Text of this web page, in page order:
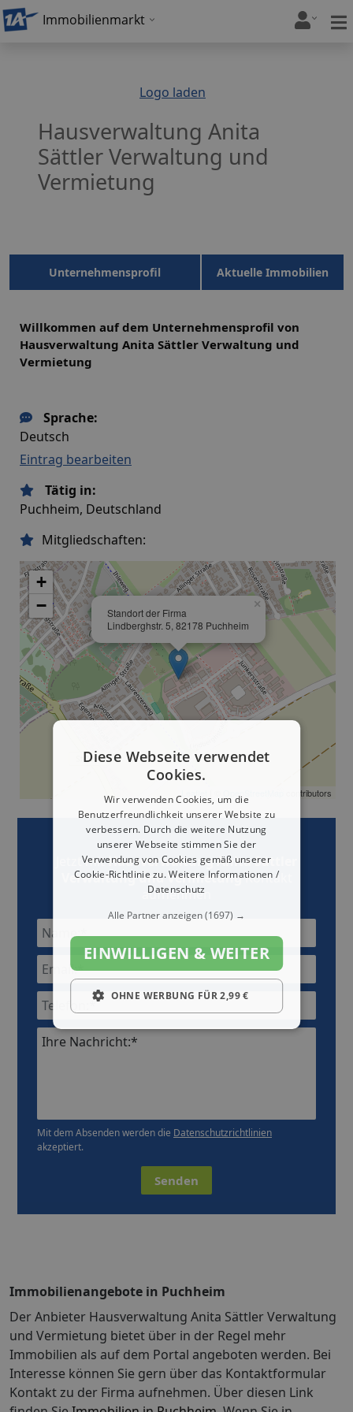
Immobilienmarkt
Logo laden
Hausverwaltung Anita
Sättler Verwaltung und
Vermietung
Unternehmensprofil Aktuelle Immobilien
Willkommen auf dem Unternehmensprofil von
Hausverwaltung Anita Sättler Verwaltung und
Vermietung
Sprache:
Deutsch
Eintrag bearbeiten
Tätig in:
Puchheim, Deutschland
Mitgliedschaften:
Standort der Firma
Lindberghstr. 5, 82178 Puchheim
×
+
−
contributors
Jetzt mitHausverwaltung Anita Sättler
Verwaltung und VermietungKontakt
aufnehmen
Ihre Nachricht:*
Mit dem Absenden werden die Datenschutzrichtlinien
akzeptiert.
Senden
Immobilienangebote in Puchheim
Der Anbieter Hausverwaltung Anita Sättler Verwaltung
und Vermietung bietet über in der Regel mehr
Immobilien als auf dem Portal angeboten werden. Bei
Interesse können Sie gern über das Kontaktformular
Kontakt zu der Firma aufnehmen. Über diesen Link
Diese Webseite verwendet
Cookies.
Wir verwenden Cookies, um die
Benutzerfreundlichkeit unserer Website zu
verbessern. Durch die weitere Nutzung
unserer Webseite stimmen Sie der
Verwendung von Cookies gemäß unserer
Cookie-Richtlinie zu.Weitere Informationen /
Datenschutz
Alle Partner anzeigen(1697) →
EINWILLIGEN & WEITER
OHNE WERBUNG FÜR 2,99 €